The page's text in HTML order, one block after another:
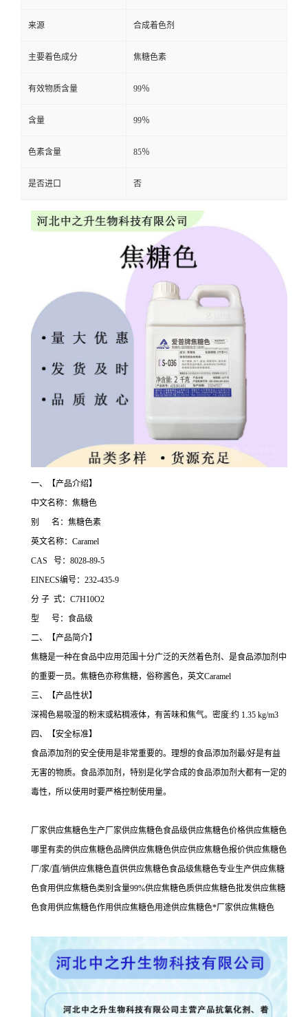
来源 合成着色剂
主要着色成分 焦糖色素
有效物质含量 99％
含量 99％
色素含量 85％
是否进口 否
一、【产品介绍】
中文名称：焦糖色
别 名：焦糖色素
英文名称：Caramel
CAS 号：8028-89-5
EINECS编号：232-435-9
分 子 式：C7H10O2
型 号：食品级
二、【产品简介】
焦糖是一种在食品中应用范围十分广泛的天然着色剂、是食品添加剂中
的重要一员。焦糖色亦称焦糖，俗称酱色，英文Caramel
三、【产品性状】
深褐色易吸湿的粉末或粘稠液体，有苦味和焦气。密度:约 1.35 kg/m3
四、【安全标准】
食品添加剂的安全使用是非常重要的。理想的食品添加剂最/好是有益
无害的物质。食品添加剂，特别是化学合成的食品添加剂大都有一定的
毒性，所以使用时要严格控制使用量。
厂家供应焦糖色生产厂家供应焦糖色食品级供应焦糖色价格供应焦糖色
哪里有卖的供应焦糖色品牌供应焦糖色供应供应焦糖色报价供应焦糖色
厂/家/直/销供应焦糖色直供供应焦糖色食品级焦糖色专业生产供应焦糖
色食用供应焦糖色类别含量99%供应焦糖色质供应焦糖色批发供应焦糖
色食用供应焦糖色作用供应焦糖色用途供应焦糖色*厂家供应焦糖色